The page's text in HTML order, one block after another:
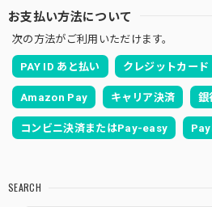
お支払い方法について
次の方法がご利用いただけます。
PAY ID あと払い クレジットカード
Amazon Pay キャリア決済 銀
コンビニ決済またはPay-easy
SEARCH